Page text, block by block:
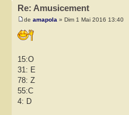
Re: Amusicement
de amapola » Dim 1 Mai 2016 13:40
15:O
31: E
78: Z
55:C
4: D